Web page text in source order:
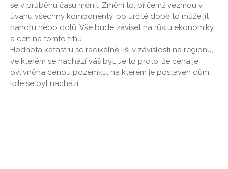
se v průběhu času měnit. Změní to, přičemž vezmou v
úvahu všechny komponenty, po určité době to může jít
nahoru nebo dolů. Vše bude záviset na růstu ekonomiky
a cen na tomto trhu..
Hodnota katastru se radikálně liší v závislosti na regionu,
ve kterém se nachází váš byt. Je to proto, že cena je
ovlivněna cenou pozemku, na kterém je postaven dům,
kde se byt nachází.